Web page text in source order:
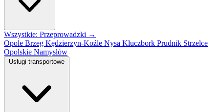
Wszystkie: Przeprowadzki →
Opole Brzeg Kędzierzyn-Koźle Nysa Kluczbork Prudnik Strzelce
Opolskie Namysłów
Usługi transportowe